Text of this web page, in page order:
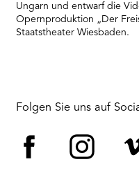
Ungarn und entwarf die
Opernproduktion „Der
Staatstheater Wiesbaden.
Folgen Sie uns auf